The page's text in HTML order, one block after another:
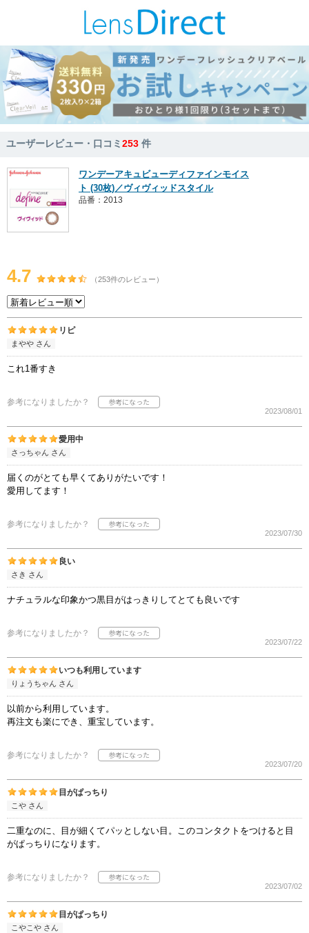
ユーザーレビュー・口コミ253 件
ワンデーアキュビューディファインモイス
ト (30枚)／ヴィヴィッドスタイル
品番：2013
4.7 （253件のレビュー）
リピ
まやや さん
これ1番すき
参考になりましたか？
2023/08/01
愛用中
さっちゃん さん
届くのがとても早くてありがたいです！
愛用してます！
参考になりましたか？
2023/07/30
良い
さき さん
ナチュラルな印象かつ黒目がはっきりしてとても良いです
参考になりましたか？
2023/07/22
いつも利用しています
りょうちゃん さん
以前から利用しています。
再注文も楽にでき、重宝しています。
参考になりましたか？
2023/07/20
目がぱっちり
こや さん
二重なのに、目が細くてパッとしない目。このコンタクトをつけると目
がぱっちりになります。
参考になりましたか？
2023/07/02
目がぱっちり
こやこや さん